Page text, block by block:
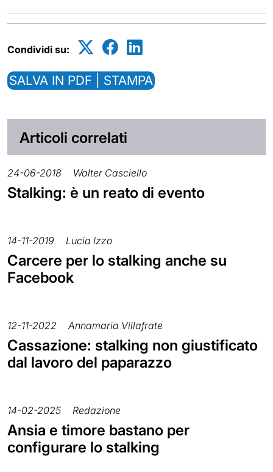
Condividi su:
SALVA IN PDF | STAMPA
Articoli correlati
24-06-2018 Walter Casciello
Stalking: è un reato di evento
14-11-2019 Lucia Izzo
Carcere per lo stalking anche su
Facebook
12-11-2022 Annamaria Villafrate
Cassazione: stalking non giustificato
dal lavoro del paparazzo
14-02-2025 Redazione
Ansia e timore bastano per
configurare lo stalking